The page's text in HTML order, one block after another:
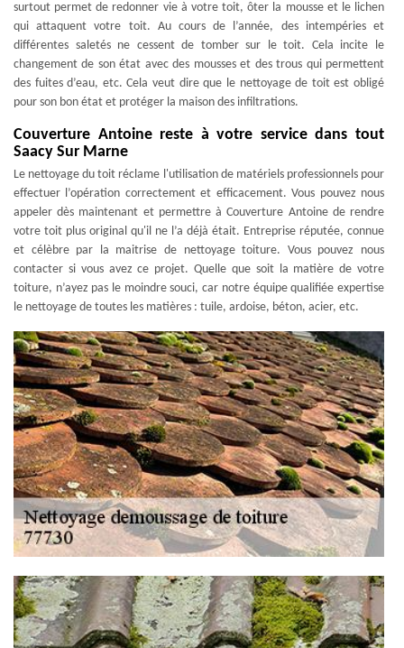
surtout permet de redonner vie à votre toit, ôter la mousse et le lichen
qui attaquent votre toit. Au cours de l’année, des intempéries et
différentes saletés ne cessent de tomber sur le toit. Cela incite le
changement de son état avec des mousses et des trous qui permettent
des fuites d’eau, etc. Cela veut dire que le nettoyage de toit est obligé
pour son bon état et protéger la maison des infiltrations.
Couverture Antoine reste à votre service dans tout
Saacy Sur Marne
Le nettoyage du toit réclame l'utilisation de matériels professionnels pour
effectuer l’opération correctement et efficacement. Vous pouvez nous
appeler dès maintenant et permettre à Couverture Antoine de rendre
votre toit plus original qu'il ne l’a déjà était. Entreprise réputée, connue
et célèbre par la maitrise de nettoyage toiture. Vous pouvez nous
contacter si vous avez ce projet. Quelle que soit la matière de votre
toiture, n’ayez pas le moindre souci, car notre équipe qualifiée expertise
le nettoyage de toutes les matières : tuile, ardoise, béton, acier, etc.